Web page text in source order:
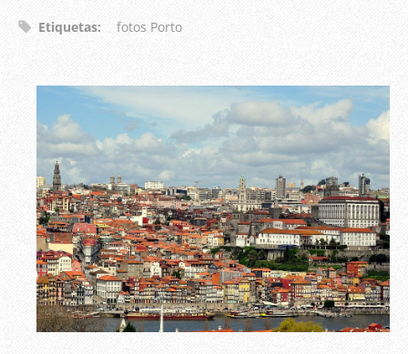
Etiquetas: fotos Porto